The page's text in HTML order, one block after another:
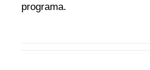
programa.